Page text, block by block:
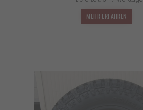
MEHR ERFAHREN